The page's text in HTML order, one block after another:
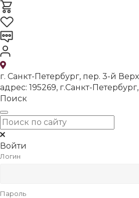
г. Санкт-Петербург, пер. 3-й
адрес: 195269, г.Санкт-Петербург,
Поиск
Войти
Логин
Пароль